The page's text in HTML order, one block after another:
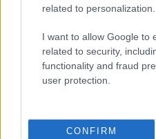
related to personalization.
I want to allow Google to
related to security,
functionality and fraud
user protection.
CONFIRM
View this post